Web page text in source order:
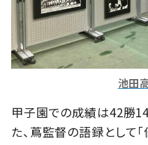
池田
甲子園での成績は42勝
た、蔦監督の語録として